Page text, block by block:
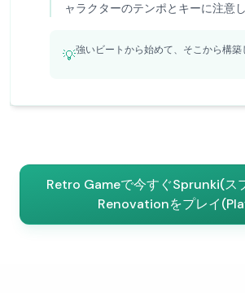
ャラクターのテンポとキーに注意
💡強いビートから始めて、そこから構築
Retro Gameで今すぐSprunki(ス
Renovationをプレイ